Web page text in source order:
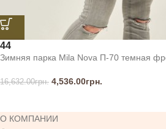
44
Зимняя парка Mila Nova П-70 темная
16,632.00грн. 4,536.00грн.
О КОМПАНИИ